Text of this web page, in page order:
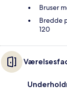
Bruser
Bredde
120